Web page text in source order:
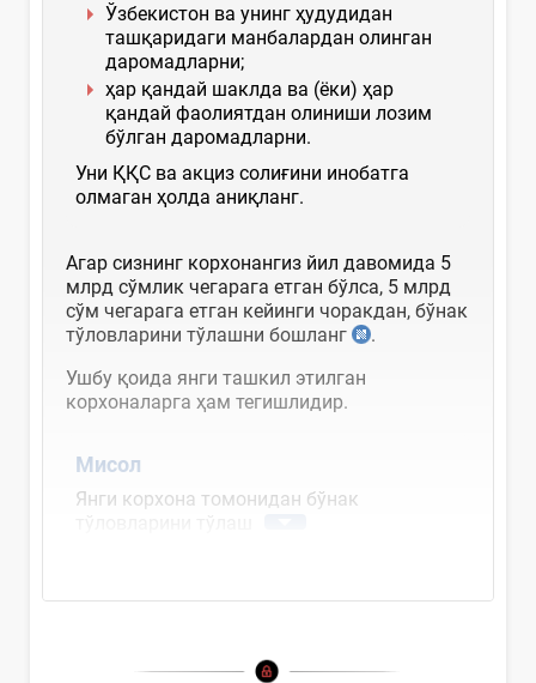
Ўзбекистон ва унинг ҳудудидан
ташқаридаги манбалардан олинган
даромадларни;
ҳар қандай шаклда ва (ёки) ҳар
қандай фаолиятдан олиниши лозим
бўлган даромадларни.
Уни ҚҚС ва акциз солиғини инобатга
олмаган ҳолда аниқланг.
Агар сизнинг корхонангиз йил давомида 5
млрд сўмлик чегарага етган бўлса, 5 млрд
сўм чегарага етган кейинги чоракдан, бўнак
тўловларини тўлашни бошланг
.
Ушбу қоида янги ташкил этилган
корхоналарга ҳам тегишлидир.
Мисол
Янги корхона томонидан бўнак